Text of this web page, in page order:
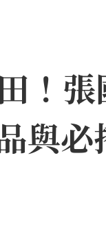
！張
與必